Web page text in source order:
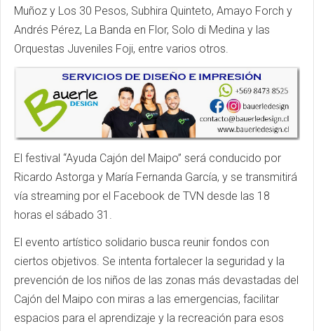
Muñoz y Los 30 Pesos, Subhira Quinteto, Amayo Forch y
Andrés Pérez, La Banda en Flor, Solo di Medina y las
Orquestas Juveniles Foji, entre varios otros.
El festival “Ayuda Cajón del Maipo” será conducido por
Ricardo Astorga y María Fernanda García, y se transmitirá
vía streaming por el Facebook de TVN desde las 18
horas el sábado 31.
El evento artístico solidario busca reunir fondos con
ciertos objetivos. Se intenta fortalecer la seguridad y la
prevención de los niños de las zonas más devastadas del
Cajón del Maipo con miras a las emergencias, facilitar
espacios para el aprendizaje y la recreación para esos